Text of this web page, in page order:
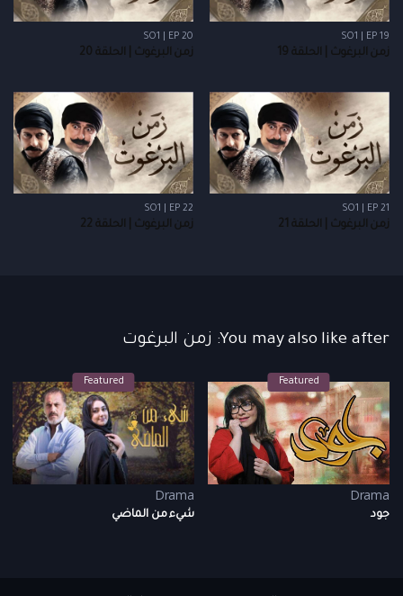
SO1 | EP 19
زمن البرغوث | الحلقة 19
SO1 | EP 20
زمن البرغوث | الحلقة 20
SO1 | EP 21
زمن البرغوث | الحلقة 21
SO1 | EP 22
زمن البرغوث | الحلقة 22
You may also like after: زمن البرغوت
Featured
Drama
شيء من الماضي
Featured
Drama
جود